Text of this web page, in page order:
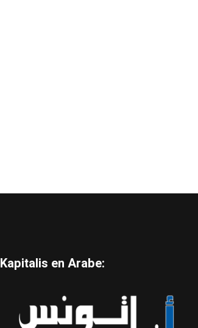
Kapitalis en Arabe: